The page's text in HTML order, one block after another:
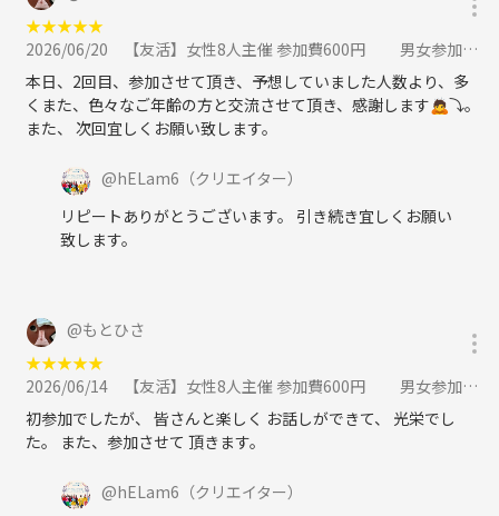
★★★★★
2026/06/20
【友活】女性8人主催 参加費600円 男女参加者募集中に参加
本日、2回目、参加させて頂き、予想していました人数より、多
くまた、色々なご年齢の方と交流させて頂き、感謝します🙇⤵️。
また、 次回宜しくお願い致します。
@hELam6 （クリエイター）
リピートありがとうございます。 引き続き宜しくお願い
致します。
@もとひさ
★★★★★
2026/06/14
【友活】女性8人主催 参加費600円 男女参加者募集中に参加
初参加でしたが、 皆さんと楽しく お話しができて、 光栄でし
た。 また、参加させて 頂きます。
@hELam6 （クリエイター）